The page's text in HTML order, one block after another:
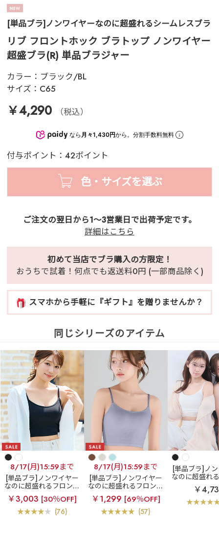
[単品ブラ]ノンワイヤーなのに超盛れるシームレスブラ
リブ フロントホック ブラトップ ノンワイヤー
超盛ブラ(R) 単品ブラジャー
カラー： ブラック/BL
サイズ： C65
￥4,290 （税込）
なら 月々1,430円から。分割手数料無料
付与ポイント：42ポイント
色・サイズを選ぶ
ご注文の翌日から1～3営業日で出荷予定です。
詳細はこちら
初めて当店でブラ購入の方限定！
おうちで試着！何点でも返送料0円 (一部商品除く)
スマホから手軽に『ギフト』を贈りませんか？
同じシリーズのアイテム
8/17(月)15:59まで
[単品ブラ]ノンワイヤー
なのに超盛れるフロント
ホックブラ
フロントホ
ック ブラトップ ノンワ
イヤー 超盛ブラ(R) 単品
ブラジャー
￥3,003 [30％OFF]
(76)
8/17(月)15:59まで
[単品ブラ]ノンワイヤー
なのに超盛れるフロント
ホックブラ
フロントホ
ック ブラトップ ノンワ
イヤー 超盛ブラ(R) 単品
ブラジャー
￥1,299 [69％OFF]
(57)
[単品ブラ]ノ
なのに超盛れ
ホックブラ
ントホック
ノンワイヤ
(R) 単品ブ
￥